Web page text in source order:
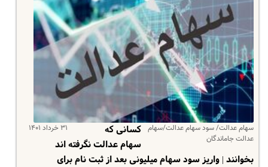
سهام عدالت/ سود سهام عدالت/سهام
عدالت جاماندگان
۳۱ خرداد ۱۴۰۱
کسانی که
سهام عدالت نگرفته اند
بخوانند | واریز سود سهام میلیونی بعد از ثبت نام برای